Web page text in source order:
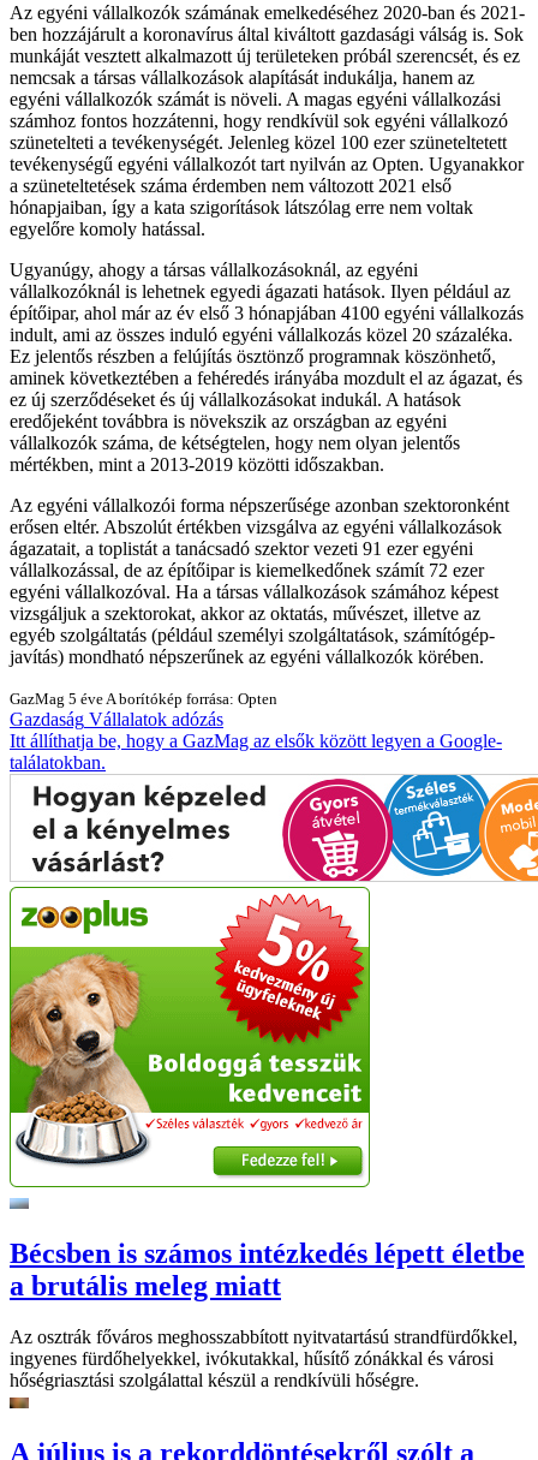
Az egyéni vállalkozók számának emelkedéséhez 2020-ban és 2021-
ben hozzájárult a koronavírus által kiváltott gazdasági válság is. Sok
munkáját vesztett alkalmazott új területeken próbál szerencsét, és ez
nemcsak a társas vállalkozások alapítását indukálja, hanem az
egyéni vállalkozók számát is növeli. A magas egyéni vállalkozási
számhoz fontos hozzátenni, hogy rendkívül sok egyéni vállalkozó
szünetelteti a tevékenységét. Jelenleg közel 100 ezer szüneteltetett
tevékenységű egyéni vállalkozót tart nyilván az Opten. Ugyanakkor
a szüneteltetések száma érdemben nem változott 2021 első
hónapjaiban, így a kata szigorítások látszólag erre nem voltak
egyelőre komoly hatással.
Ugyanúgy, ahogy a társas vállalkozásoknál, az egyéni
vállalkozóknál is lehetnek egyedi ágazati hatások. Ilyen például az
építőipar, ahol már az év első 3 hónapjában 4100 egyéni vállalkozás
indult, ami az összes induló egyéni vállalkozás közel 20 százaléka.
Ez jelentős részben a felújítás ösztönző programnak köszönhető,
aminek következtében a fehéredés irányába mozdult el az ágazat, és
ez új szerződéseket és új vállalkozásokat indukál. A hatások
eredőjeként továbbra is növekszik az országban az egyéni
vállalkozók száma, de kétségtelen, hogy nem olyan jelentős
mértékben, mint a 2013-2019 közötti időszakban.
Az egyéni vállalkozói forma népszerűsége azonban szektoronként
erősen eltér. Abszolút értékben vizsgálva az egyéni vállalkozások
ágazatait, a toplistát a tanácsadó szektor vezeti 91 ezer egyéni
vállalkozással, de az építőipar is kiemelkedőnek számít 72 ezer
egyéni vállalkozóval. Ha a társas vállalkozások számához képest
vizsgáljuk a szektorokat, akkor az oktatás, művészet, illetve az
egyéb szolgáltatás (például személyi szolgáltatások, számítógép-
javítás) mondható népszerűnek az egyéni vállalkozók körében.
GazMag 5 éve A borítókép forrása: Opten
Gazdaság Vállalatok adózás
Itt állíthatja be, hogy a GazMag az elsők között legyen a Google-
találatokban.
Bécsben is számos intézkedés lépett életbe
a brutális meleg miatt
Az osztrák főváros meghosszabbított nyitvatartású strandfürdőkkel,
ingyenes fürdőhelyekkel, ivókutakkal, hűsítő zónákkal és városi
hőségriasztási szolgálattal készül a rendkívüli hőségre.
A július is a rekorddöntésekről szólt a